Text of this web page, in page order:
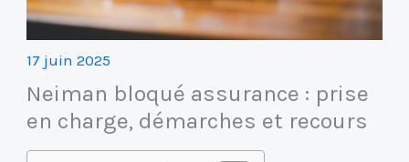
17 juin 2025
Neiman bloqué assurance : prise
en charge, démarches et recours